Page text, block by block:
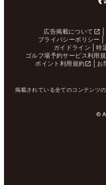
広告掲載について
プライバシーポリシー
ガイドライン
特
ゴルフ場予約サービス利用
ポイント利用規約
お
掲載されている全てのコンテンツ
©